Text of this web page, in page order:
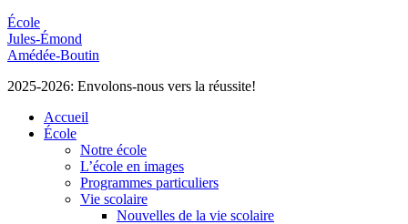
École
Jules-Émond
Amédée-Boutin
2025-2026: Envolons-nous vers la réussite!
Accueil
École
Notre école
L’école en images
Programmes particuliers
Vie scolaire
Nouvelles de la vie scolaire